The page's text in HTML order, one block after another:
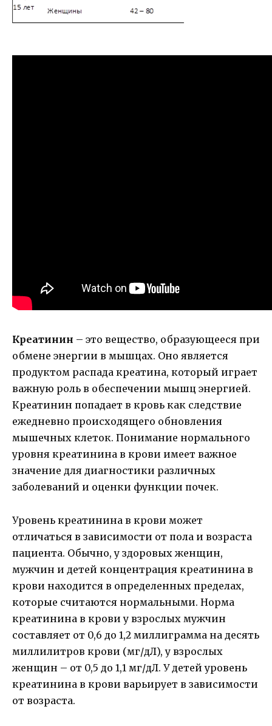
Креатинин – это вещество, образующееся при
обмене энергии в мышцах. Оно является
продуктом распада креатина, который играет
важную роль в обеспечении мышц энергией.
Креатинин попадает в кровь как следствие
ежедневно происходящего обновления
мышечных клеток. Понимание нормального
уровня креатинина в крови имеет важное
значение для диагностики различных
заболеваний и оценки функции почек.
Уровень креатинина в крови может
отличаться в зависимости от пола и возраста
пациента. Обычно, у здоровых женщин,
мужчин и детей концентрация креатинина в
крови находится в определенных пределах,
которые считаются нормальными. Норма
креатинина в крови у взрослых мужчин
составляет от 0,6 до 1,2 миллиграмма на десять
миллилитров крови (мг/дЛ), у взрослых
женщин – от 0,5 до 1,1 мг/дЛ. У детей уровень
креатинина в крови варьирует в зависимости
от возраста.